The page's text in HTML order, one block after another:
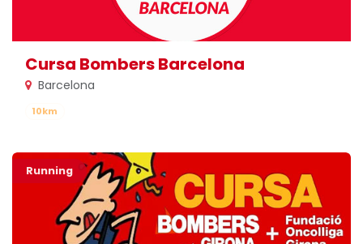
Cursa Bombers Barcelona
Barcelona
10km
Running